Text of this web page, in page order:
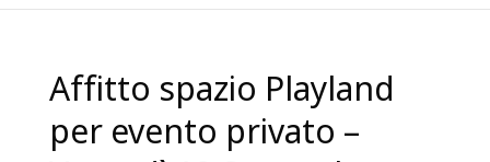
Affitto spazio Playland
per evento privato –